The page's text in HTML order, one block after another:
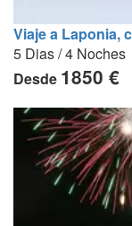
Viaje a Laponia,
5 Dias / 4 Noches
Desde 1850 €